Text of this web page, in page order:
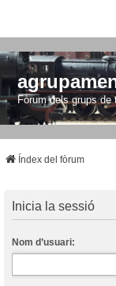
Fòrum dels grups de
Índex del fòrum
Inicia la sessió
Nom d’usuari: